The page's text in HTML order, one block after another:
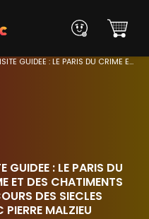
VISITE GUIDEE : LE PARIS DU CRIME ET DES CHATIMENTS AU COURS DES SIECLES AVEC PIERRE MALZIEU
GUIDEE : LE PARIS DU
ET DES CHATIMENTS
DES SIECLES
PIERRE MALZIEU